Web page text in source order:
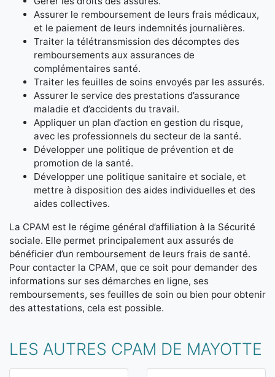
Assurer le remboursement de leurs frais médicaux,
et le paiement de leurs indemnités journalières.
Traiter la télétransmission des décomptes des
remboursements aux assurances de
complémentaires santé.
Traiter les feuilles de soins envoyés par les assurés.
Assurer le service des prestations d’assurance
maladie et d’accidents du travail.
Appliquer un plan d’action en gestion du risque,
avec les professionnels du secteur de la santé.
Développer une politique de prévention et de
promotion de la santé.
Développer une politique sanitaire et sociale, et
mettre à disposition des aides individuelles et des
aides collectives.
La CPAM est le régime général d’affiliation à la Sécurité
sociale. Elle permet principalement aux assurés de
bénéficier d’un remboursement de leurs frais de santé.
Pour contacter la CPAM, que ce soit pour demander des
informations sur ses démarches en ligne, ses
remboursements, ses feuilles de soin ou bien pour obtenir
des attestations, cela est possible.
LES AUTRES CPAM DE MAYOTTE